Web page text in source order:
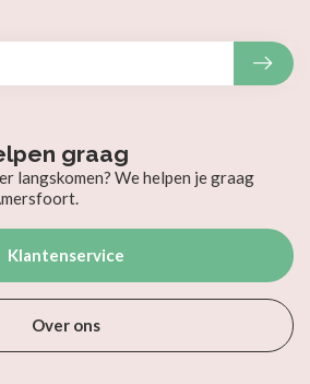
graag
langskomen? We helpen je graag
Klantenservice
Over ons